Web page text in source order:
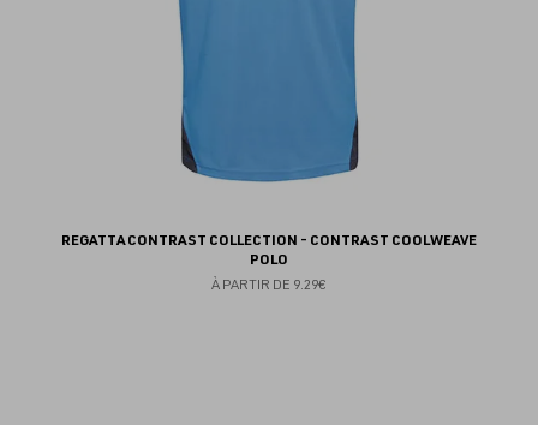
REGATTA CONTRAST COLLECTION - CONTRAST COOLWEAVE
POLO
À PARTIR DE 9.29€